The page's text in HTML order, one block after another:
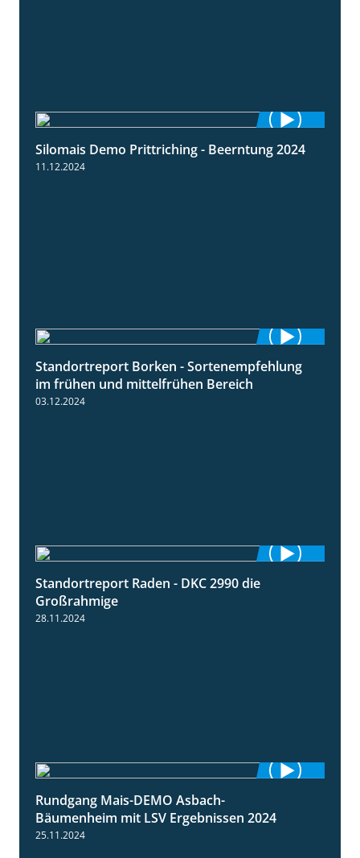
12:28
Silomais Demo Prittriching - Beerntung 2024
11.12.2024
7:53
Standortreport Borken - Sortenempfehlung
im frühen und mittelfrühen Bereich
03.12.2024
Standortreport Raden - DKC 2990 die
Großrahmige
28.11.2024
Rundgang Mais-DEMO Asbach-
Bäumenheim mit LSV Ergebnissen 2024
25.11.2024